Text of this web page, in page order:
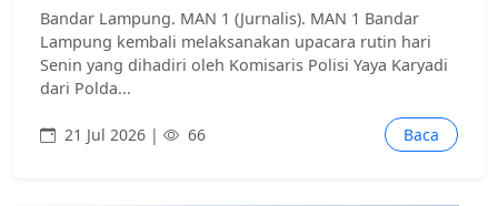
Bandar Lampung. MAN 1 (Jurnalis). MAN 1 Bandar
Lampung kembali melaksanakan upacara rutin hari
Senin yang dihadiri oleh Komisaris Polisi Yaya Karyadi
dari Polda...
21 Jul 2026 | 66 Baca